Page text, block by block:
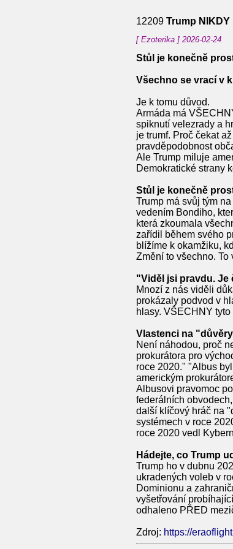
12209 Trump
[ Ezoterika ] 2026-02-24
Stůl je konečně
Všechno se vrací v
Je k tomu důvod.
Armáda má
spiknutí velezrady a
je trumf. Proč čekat
pravděpodobnost
Ale Trump miluje
Demokratické strany
Stůl je konečně
Trump má svůj tým
vedením Bondiho,
která zkoumala
zařídil během svého
blížíme k okamžiku,
Změní to všechno.
"Viděl jsi pravdu. Je
Mnozí z nás viděli
prokázaly podvod v
hlasy. VŠECHNY
Vlastenci na
Není náhodou, proč
prokurátora pro
roce 2020." "Albus
americkým
Albusovi pravomoc
federálních
další klíčový hráč na
systémech v roce
roce 2020 vedl
Hádejte, co Trump
Trump ho v dubnu
ukradených voleb v
Dominionu a
vyšetřování
odhaleno PŘED
Zdroj: https://